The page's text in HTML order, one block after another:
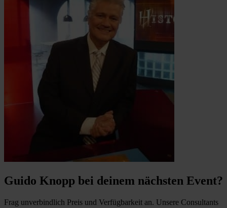
Guido Knopp bei deinem nächsten Event?
Frag unverbindlich Preis und Verfügbarkeit an. Unsere Consultants